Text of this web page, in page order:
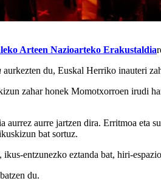
Arteen Nazioarteko Erakustaldia
aurkezten du, Euskal Herriko inauteri
zahar honek Momotxorroen irudi
aurrez aurre jartzen dira. Erritmoa eta
bat sortuz.
entzunezko eztanda bat, hiri-
du.